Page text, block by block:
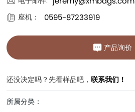
座机： 0595-87233919
产品询价
还没决定吗？先看样品吧，联系我们！
所属分类：